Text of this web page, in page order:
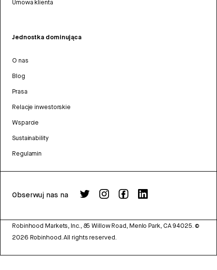
Umowa klienta
Jednostka dominująca
O nas
Blog
Prasa
Relacje inwestorskie
Wsparcie
Sustainability
Regulamin
Obserwuj nas na
Robinhood Markets, Inc., 85 Willow Road, Menlo Park, CA 94025. ©
2026 Robinhood. All rights reserved.